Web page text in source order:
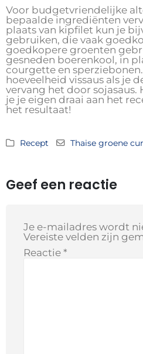
Voor budgetvriendelijke
bepaalde ingrediënten
plaats van kipfilet kun je
gebruiken, die vaak
goedkopere groenten
gesneden boerenkool, in
courgette en
hoeveelheid vissaus als je
vervang het door
je je eigen draai aan het
het resultaat!
Recept Thaise groene
Geef een reactie
Je e-mailadres wordt
Vereiste velden zijn
Reactie *